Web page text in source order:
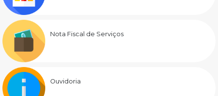
Nota Fiscal de Serviços
Ouvidoria